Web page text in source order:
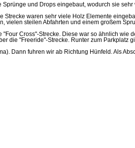
und Drops eingebaut, wodurch sie
Strecke waren sehr viele Holz Elemente
vielen steilen Abfahrten und einem großem
Cross"-Strecke. Diese war so ähnlich
die "Freeride"-Strecke. Runter zum Parkplatz
Dann fuhren wir ab Richtung Hünfeld. Als